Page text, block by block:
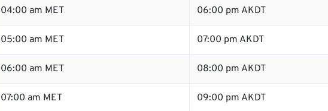
04:00 am MET 06:00 pm AKDT
05:00 am MET 07:00 pm AKDT
06:00 am MET 08:00 pm AKDT
07:00 am MET 09:00 pm AKDT